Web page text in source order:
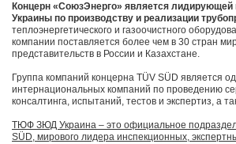
Концерн «СоюзЭнерго» является лидирующей
Украины по производству и реализации
теплоэнергетического и газоочистного
компании поставляется более чем в 30 стран
представительств в России и Казахстане.
Группа компаний концерна TÜV SÜD является
интернациональных компаний по проведению
консалтинга, испытаний, тестов и экспертиз, а
ТЮФ ЗЮД Украина – это официальное
SÜD, мирового лидера инспекционных,